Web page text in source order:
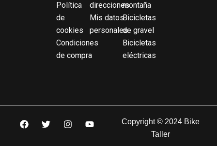
Política
de
cookies
Condiciones
de compra
direcciones
Mis datos
personales
montaña
Bicicletas
de gravel
Bicicletas
eléctricas
Copyright © 2024 Bike
Taller
F
a
T
w
I
n
Y
o